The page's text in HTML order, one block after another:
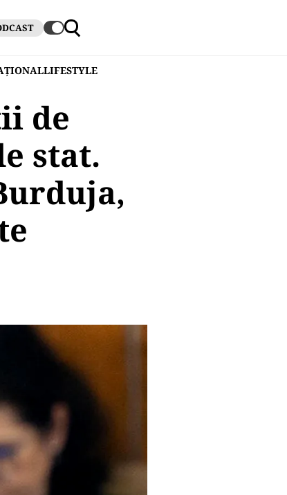
LIFESTYLE
de
stat.